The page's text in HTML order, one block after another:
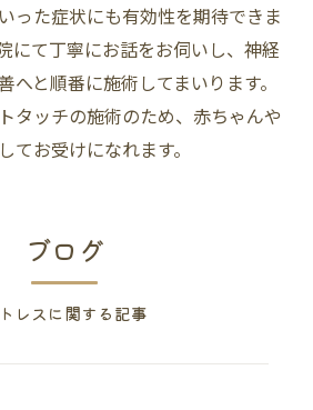
った症状にも有効性を期待できま
にて丁寧にお話をお伺いし、神経
へと順番に施術してまいります。
タッチの施術のため、赤ちゃんや
てお受けになれます。
ブログ
レスに関する記事